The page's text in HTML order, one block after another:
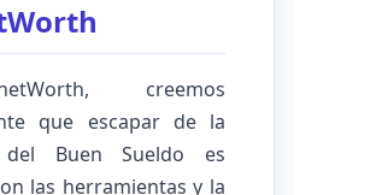
creemos
que escapar de la
del Buen Sueldo es
las herramientas y la